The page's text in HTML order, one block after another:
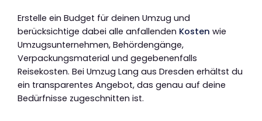
Erstelle ein Budget für deinen Umzug und
berücksichtige dabei alle anfallenden Kosten wie
Umzugsunternehmen, Behördengänge,
Verpackungsmaterial und gegebenenfalls
Reisekosten. Bei Umzug Lang aus Dresden erhältst du
ein transparentes Angebot, das genau auf deine
Bedürfnisse zugeschnitten ist.